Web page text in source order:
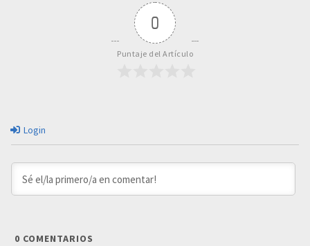
0
Puntaje del Artículo
Login
0 COMENTARIOS